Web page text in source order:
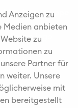
Anzeigen zu
Medien anbieten
zu
zu
Partner für
weiter. Unsere
mit
bereitgestellt
Reisen Gruppe